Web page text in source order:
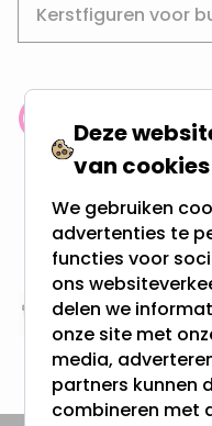
Kerstfiguren voor
meer dan 100.000
Gratis
Vanaf EUR100,-
& 100 dagen
Altijd uit eigen
3000m2 -
Deze
van cookies
We gebruiken
advertenties te
functies voor
ons
delen we
onze site met
media,
partners kunnen
combineren met